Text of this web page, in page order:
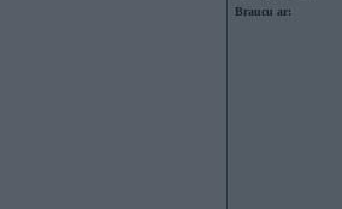
Braucu ar: